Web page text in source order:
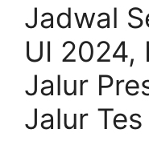
Jadwal
UI 2024,
Jalur
Jalur Tes